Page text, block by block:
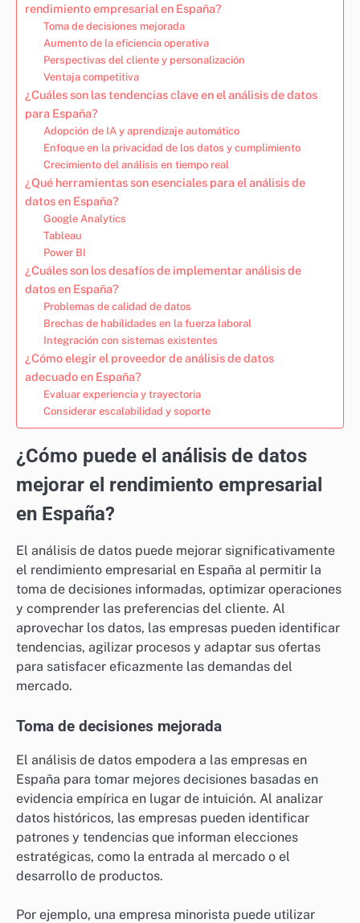
rendimiento empresarial en España?
Toma de decisiones mejorada
Aumento de la eficiencia operativa
Perspectivas del cliente y personalización
Ventaja competitiva
¿Cuáles son las tendencias clave en el análisis de datos
para España?
Adopción de IA y aprendizaje automático
Enfoque en la privacidad de los datos y cumplimiento
Crecimiento del análisis en tiempo real
¿Qué herramientas son esenciales para el análisis de
datos en España?
Google Analytics
Tableau
Power BI
¿Cuáles son los desafíos de implementar análisis de
datos en España?
Problemas de calidad de datos
Brechas de habilidades en la fuerza laboral
Integración con sistemas existentes
¿Cómo elegir el proveedor de análisis de datos
adecuado en España?
Evaluar experiencia y trayectoria
Considerar escalabilidad y soporte
¿Cómo puede el análisis de datos
mejorar el rendimiento empresarial
en España?
El análisis de datos puede mejorar significativamente
el rendimiento empresarial en España al permitir la
toma de decisiones informadas, optimizar operaciones
y comprender las preferencias del cliente. Al
aprovechar los datos, las empresas pueden identificar
tendencias, agilizar procesos y adaptar sus ofertas
para satisfacer eficazmente las demandas del
mercado.
Toma de decisiones mejorada
El análisis de datos empodera a las empresas en
España para tomar mejores decisiones basadas en
evidencia empírica en lugar de intuición. Al analizar
datos históricos, las empresas pueden identificar
patrones y tendencias que informan elecciones
estratégicas, como la entrada al mercado o el
desarrollo de productos.
Por ejemplo, una empresa minorista puede utilizar